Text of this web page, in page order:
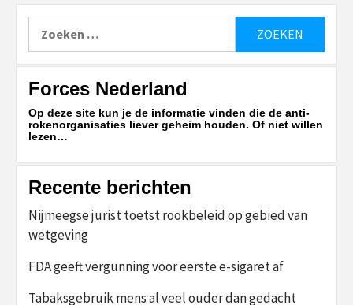
naar:
Forces Nederland
Op deze site kun je de informatie vinden die de anti-
rokenorganisaties liever geheim houden. Of niet willen
lezen…
Recente berichten
Nijmeegse jurist toetst rookbeleid op gebied van
wetgeving
FDA geeft vergunning voor eerste e-sigaret af
Tabaksgebruik mens al veel ouder dan gedacht